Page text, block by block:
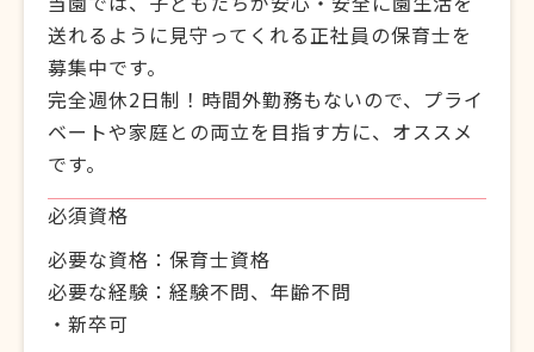
送れるように見守ってくれる正社員の保育士を
募集中です。
完全週休2日制！時間外勤務もないので、プライ
ベートや家庭との両立を目指す方に、オススメ
です。
必須資格
必要な資格：保育士資格
必要な経験：経験不問、年齢不問
・新卒可